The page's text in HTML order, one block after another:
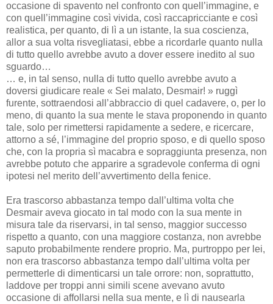
occasione di spavento nel confronto con quell’immagine, e
con quell’immagine così vivida, così raccapricciante e così
realistica, per quanto, di lì a un istante, la sua coscienza,
allor a sua volta risvegliatasi, ebbe a ricordarle quanto nulla
di tutto quello avrebbe avuto a dover essere inedito al suo
sguardo…
… e, in tal senso, nulla di tutto quello avrebbe avuto a
doversi giudicare reale « Sei malato, Desmair! » ruggì
furente, sottraendosi all’abbraccio di quel cadavere, o, per lo
meno, di quanto la sua mente le stava proponendo in quanto
tale, solo per rimettersi rapidamente a sedere, e ricercare,
attorno a sé, l’immagine del proprio sposo, e di quello sposo
che, con la propria sì macabra e sopraggiunta presenza, non
avrebbe potuto che apparire a sgradevole conferma di ogni
ipotesi nel merito dell’avvertimento della fenice.
Era trascorso abbastanza tempo dall’ultima volta che
Desmair aveva giocato in tal modo con la sua mente in
misura tale da riservarsi, in tal senso, maggior successo
rispetto a quanto, con una maggiore costanza, non avrebbe
saputo probabilmente rendere proprio. Ma, purtroppo per lei,
non era trascorso abbastanza tempo dall’ultima volta per
permetterle di dimenticarsi un tale orrore: non, soprattutto,
laddove per troppi anni simili scene avevano avuto
occasione di affollarsi nella sua mente, e lì di nausearla